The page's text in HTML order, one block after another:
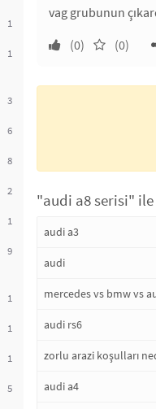
1
1
3
6
8
2
1
9
1
1
1
5
vag grubunun
(0)
(0)
"audi a8 serisi"
audi a3
audi
mercedes vs bmw vs
audi rs6
zorlu arazi koşulları
audi a4